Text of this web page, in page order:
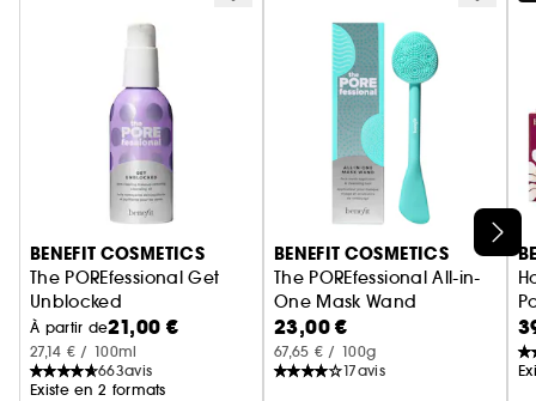
Ignorer le carrousel produits
BENEFIT COSMETICS
The POREfessional Get
Unblocked
Huile Nettoyante Démaquillante Purifiante
À partir de21,00 €
27,14 € / 100ml
663avis
Existe en 2 formats
BENEFIT COSMETICS
The POREfessional All-in-
One Mask Wand
Pinceau et Brosse Nettoyante
23,00 €
67,65 € / 100g
17avis